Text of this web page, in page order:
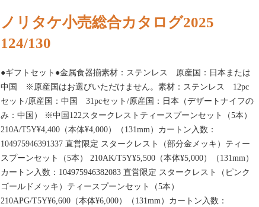
ノリタケ小売総合カタログ2025
124/130
●ギフトセット●金属食器揃素材：ステンレス 原産国：日本または
中国 ※原産国はお選びいただけません。素材：ステンレス 12pc
セット/原産国：中国 31pcセット/原産国：日本（デザートナイフの
み：中国） ※中国122スタークレストティースプーンセット（5本）
210A/T5Y¥4,400（本体¥4,000）（131mm）カートン入数：
104975946391337 直営限定 スタークレスト（部分金メッキ）ティー
スプーンセット（5本） 210AK/T5Y¥5,500（本体¥5,000）（131mm）
カートン入数：104975946382083 直営限定 スタークレスト（ピンク
ゴールドメッキ）ティースプーンセット（5本）
210APG/T5Y¥6,600（本体¥6,000）（131mm）カートン入数：